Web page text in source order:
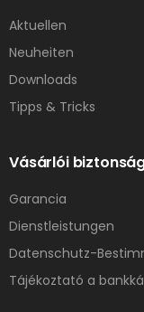
Aktuellen
Neuheiten
Downloads
Tipps & Tricks
Vásárlói
Garancia
Dienstleistungen
Datenschutz-
Tájékoztató a